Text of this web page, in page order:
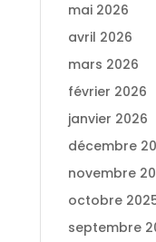
mai 2026
avril 2026
mars 2026
février 2026
janvier 2026
décembre
novembre
octobre
septembre